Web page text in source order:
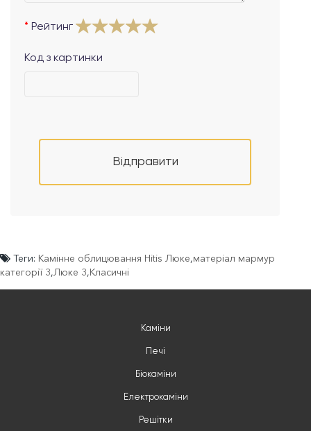
Рейтинг
Код з картинки
Відправити
Теги: Камінне облицювання Hitis Люке,матеріал мармур
категорії 3,Люке 3,Класичні
Каміни
Печі
Біокаміни
Електрокаміни
Решітки